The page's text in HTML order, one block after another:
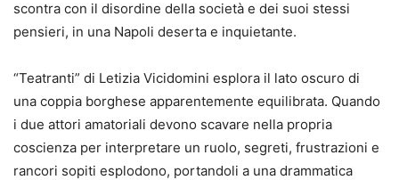
scontra con il disordine della società e dei suoi stessi
pensieri, in una Napoli deserta e inquietante.
“Teatranti” di Letizia Vicidomini esplora il lato oscuro di
una coppia borghese apparentemente equilibrata. Quando
i due attori amatoriali devono scavare nella propria
coscienza per interpretare un ruolo, segreti, frustrazioni e
rancori sopiti esplodono, portandoli a una drammatica